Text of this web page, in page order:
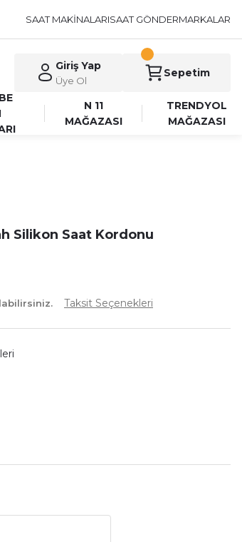
SAAT MAKİNALARISAAT GÖNDERMARKALAR
Giriş Yap
Üye Ol
Sepetim
N 11
MAĞAZASI
TRENDYOL
MAĞAZASI
Silikon Saat Kordonu
Taksit Seçenekleri